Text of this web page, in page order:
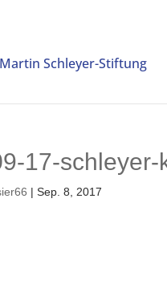
17-schleyer-
|Sep. 8, 2017